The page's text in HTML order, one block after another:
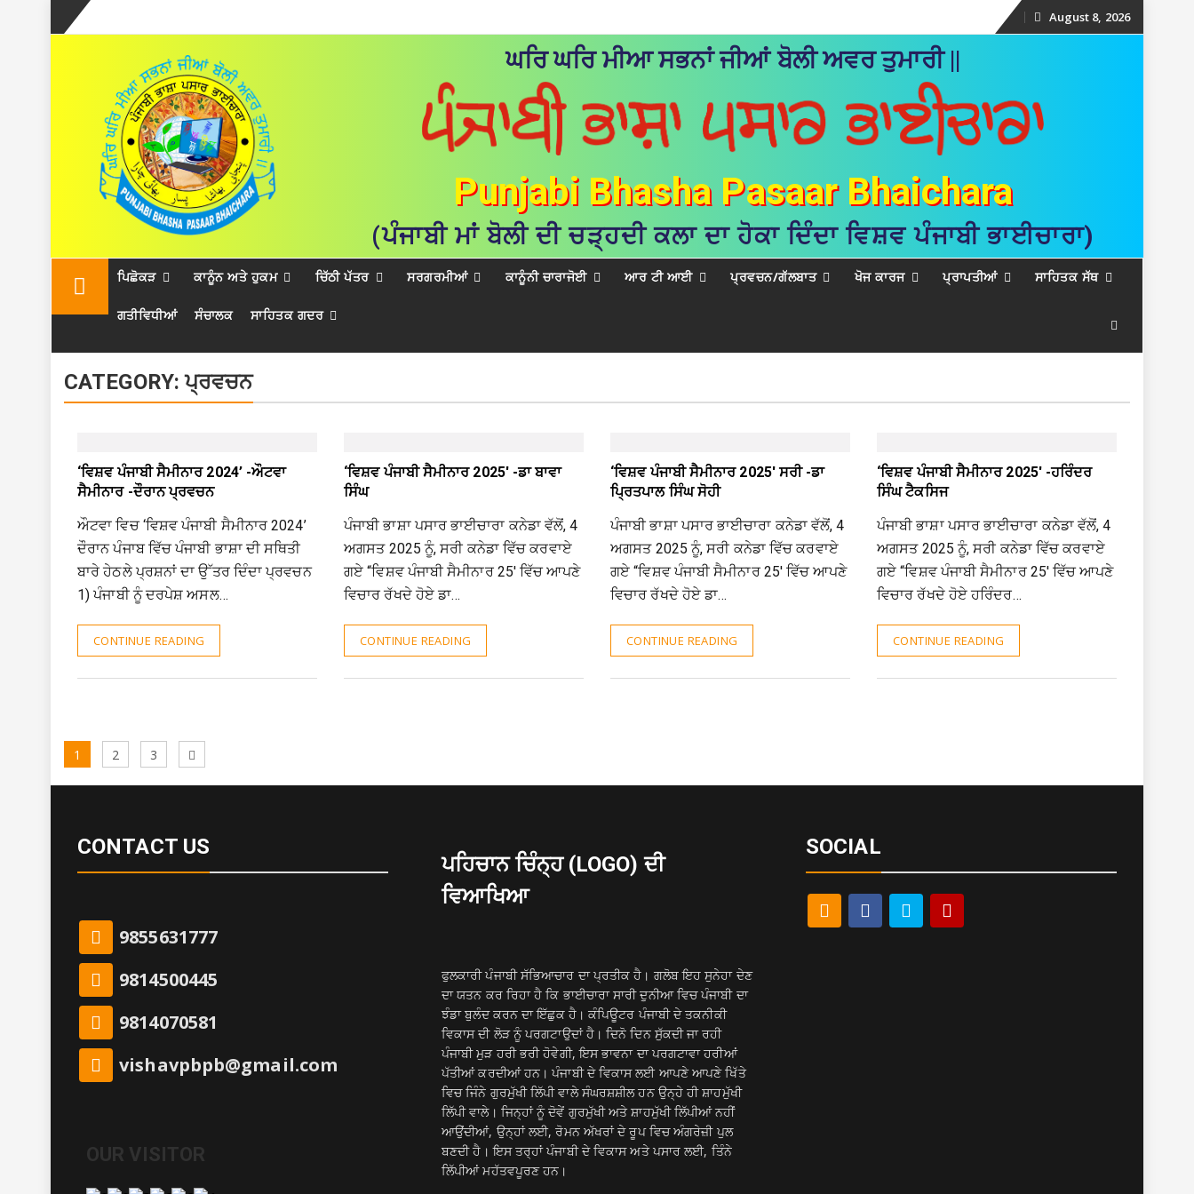
Skip
content
August 8, 2026
ਘਰਿ ਘਰਿ ਮੀਆ ਸਭਨਾਂ ਜੀਆਂ ਬੋਲੀ ਅਵਰ ਤੁਮਾਰੀ ||
Punjabi Bhasha Pasaar Bhaichara
(ਪੰਜਾਬੀ ਮਾਂ ਬੋਲੀ ਦੀ ਚੜ੍ਹਦੀ ਕਲਾ ਦਾ ਹੋਕਾ ਦਿੰਦਾ ਵਿਸ਼ਵ ਪੰਜਾਬੀ ਭਾਈਚਾਰਾ)
ਪਿਛੋਕੜ ਕਾਨੂੰਨ ਅਤੇ ਹੁਕਮ ਚਿੱਠੀ ਪੱਤਰ ਸਰਗਰਮੀਆਂ ਕਾਨੂੰਨੀ ਚਾਰਾਜੋਈ ਆਰ ਟੀ ਆਈ ਪ੍ਰਵਚਨ/ਗੱਲਬਾਤ ਖੋਜ ਕਾਰਜ ਪ੍ਰਾਪਤੀਆਂ ਸਾਹਿਤਕ ਸੱਥ
ਗਤੀਵਿਧੀਆਂ ਸੰਚਾਲਕ ਸਾਹਿਤਕ ਗਦਰ
CATEGORY:ਪ੍ਰਵਚਨ
‘ਵਿਸ਼ਵ ਪੰਜਾਬੀ ਸੈਮੀਨਾਰ 2024’ -ਔਟਵਾ
ਸੈਮੀਨਾਰ -ਦੌਰਾਨ ਪ੍ਰਵਚਨ
ਔਟਵਾ ਵਿਚ ‘ਵਿਸ਼ਵ ਪੰਜਾਬੀ ਸੈਮੀਨਾਰ 2024’
ਦੌਰਾਨ ਪੰਜਾਬ ਵਿੱਚ ਪੰਜਾਬੀ ਭਾਸ਼ਾ ਦੀ ਸਥਿਤੀ
ਬਾਰੇ ਹੇਠਲੇ ਪ੍ਰਸ਼ਨਾਂ ਦਾ ਉੱਤਰ ਦਿੰਦਾ ਪ੍ਰਵਚਨ
1) ਪੰਜਾਬੀ ਨੂੰ ਦਰਪੇਸ਼ ਅਸਲ…
CONTINUE READING
‘ਵਿਸ਼ਵ ਪੰਜਾਬੀ ਸੈਮੀਨਾਰ 2025′ -ਡਾ ਬਾਵਾ
ਸਿੰਘ
ਪੰਜਾਬੀ ਭਾਸ਼ਾ ਪਸਾਰ ਭਾਈਚਾਰਾ ਕਨੇਡਾ ਵੱਲੋਂ, 4
ਅਗਸਤ 2025 ਨੂੰ, ਸਰੀ ਕਨੇਡਾ ਵਿੱਚ ਕਰਵਾਏ
ਗਏ “ਵਿਸ਼ਵ ਪੰਜਾਬੀ ਸੈਮੀਨਾਰ 25′ ਵਿੱਚ ਆਪਣੇ
ਵਿਚਾਰ ਰੱਖਦੇ ਹੋਏ ਡਾ…
CONTINUE READING
‘ਵਿਸ਼ਵ ਪੰਜਾਬੀ ਸੈਮੀਨਾਰ 2025′ ਸਰੀ -ਡਾ
ਪ੍ਰਿਤਪਾਲ ਸਿੰਘ ਸੋਹੀ
ਪੰਜਾਬੀ ਭਾਸ਼ਾ ਪਸਾਰ ਭਾਈਚਾਰਾ ਕਨੇਡਾ ਵੱਲੋਂ, 4
ਅਗਸਤ 2025 ਨੂੰ, ਸਰੀ ਕਨੇਡਾ ਵਿੱਚ ਕਰਵਾਏ
ਗਏ “ਵਿਸ਼ਵ ਪੰਜਾਬੀ ਸੈਮੀਨਾਰ 25′ ਵਿੱਚ ਆਪਣੇ
ਵਿਚਾਰ ਰੱਖਦੇ ਹੋਏ ਡਾ…
CONTINUE READING
‘ਵਿਸ਼ਵ ਪੰਜਾਬੀ ਸੈਮੀਨਾਰ 2025′ -ਹਰਿੰਦਰ
ਸਿੰਘ ਟੈਕਸਿਜ
ਪੰਜਾਬੀ ਭਾਸ਼ਾ ਪਸਾਰ ਭਾਈਚਾਰਾ ਕਨੇਡਾ ਵੱਲੋਂ, 4
ਅਗਸਤ 2025 ਨੂੰ, ਸਰੀ ਕਨੇਡਾ ਵਿੱਚ ਕਰਵਾਏ
ਗਏ “ਵਿਸ਼ਵ ਪੰਜਾਬੀ ਸੈਮੀਨਾਰ 25′ ਵਿੱਚ ਆਪਣੇ
ਵਿਚਾਰ ਰੱਖਦੇ ਹੋਏ ਹਰਿੰਦਰ…
CONTINUE READING
Posts
pagination
Page
1 Page
2 Page
3
CONTACT US
9855631777
9814500445
9814070581
vishavpbpb@gmail.com
OUR VISITOR
ਪਹਿਚਾਨ ਚਿੰਨ੍ਹ (LOGO) ਦੀ
ਵਿਆਖਿਆ
ਫੁਲਕਾਰੀ ਪੰਜਾਬੀ ਸੱਭਿਆਚਾਰ ਦਾ ਪ੍ਰਤੀਕ ਹੈ। ਗਲੋਬ ਇਹ ਸੁਨੇਹਾ ਦੇਣ
ਦਾ ਯਤਨ ਕਰ ਰਿਹਾ ਹੈ ਕਿ ਭਾਈਚਾਰਾ ਸਾਰੀ ਦੁਨੀਆ ਵਿਚ ਪੰਜਾਬੀ ਦਾ
ਝੰਡਾ ਬੁਲੰਦ ਕਰਨ ਦਾ ਇੱਛੁਕ ਹੈ। ਕੰਪਿਊਟਰ ਪੰਜਾਬੀ ਦੇ ਤਕਨੀਕੀ
ਵਿਕਾਸ ਦੀ ਲੋੜ ਨੂੰ ਪਰਗਟਾਉਦਾਂ ਹੈ। ਦਿਨੋ ਦਿਨ ਸੁੱਕਦੀ ਜਾ ਰਹੀ
ਪੰਜਾਬੀ ਮੁੜ ਹਰੀ ਭਰੀ ਹੋਵੇਗੀ, ਇਸ ਭਾਵਨਾ ਦਾ ਪਰਗਟਾਵਾ ਹਰੀਆਂ
ਪੱਤੀਆਂ ਕਰਦੀਆਂ ਹਨ। ਪੰਜਾਬੀ ਦੇ ਵਿਕਾਸ ਲਈ ਆਪਣੇ ਆਪਣੇ ਖਿੱਤੇ
ਵਿਚ ਜਿੰਨੇ ਗੁਰਮੁੱਖੀ ਲਿੱਪੀ ਵਾਲੇ ਸੰਘਰਸ਼ਸ਼ੀਲ ਹਨ ਉਨ੍ਹੇ ਹੀ ਸ਼ਾਹਮੁੱਖੀ
ਲਿੱਪੀ ਵਾਲੇ। ਜਿਨ੍ਹਾਂ ਨੂੰ ਦੋਵੇਂ ਗੁਰਮੁੱਖੀ ਅਤੇ ਸ਼ਾਹਮੁੱਖੀ ਲਿੱਪੀਆਂ ਨਹੀਂ
ਆਉਂਦੀਆਂ, ਉਨ੍ਹਾਂ ਲਈ, ਰੋਮਨ ਅੱਖਰਾਂ ਦੇ ਰੂਪ ਵਿਚ ਅੰਗਰੇਜ਼ੀ ਪੁਲ
ਬਣਦੀ ਹੈ। ਇਸ ਤਰ੍ਹਾਂ ਪੰਜਾਬੀ ਦੇ ਵਿਕਾਸ ਅਤੇ ਪਸਾਰ ਲਈ, ਤਿੰਨੇ
ਲਿੱਪੀਆਂ ਮਹੱਤਵਪੂਰਣ ਹਨ।
SOCIAL